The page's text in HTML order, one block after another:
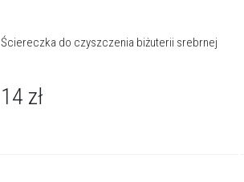
Ściereczka do czyszczenia biżuterii srebrnej
14 zł